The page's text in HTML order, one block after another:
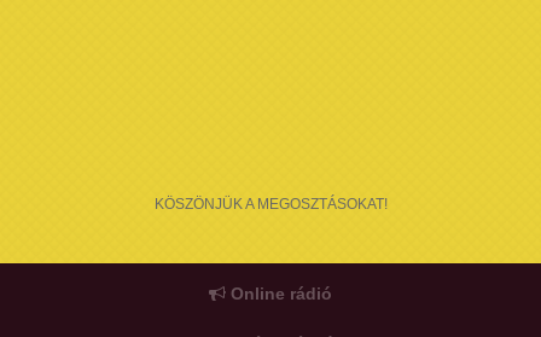
KÖSZÖNJÜK A MEGOSZTÁSOKAT!
Online rádió